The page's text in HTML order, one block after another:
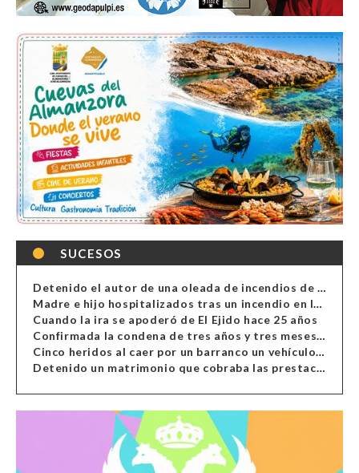
SUCESOS
Detenido el autor de una oleada de incendios de contenedores en Almería
Madre e hijo hospitalizados tras un incendio en la cocina de una vivienda en Almería
Cuando la ira se apoderó de El Ejido hace 25 años
Confirmada la condena de tres años y tres meses al hombre de Antas acusado de xenofobia
Cinco heridos al caer por un barranco un vehículo en Alcolea
Detenido un matrimonio que cobraba las prestaciones de ilegales en Almería, Granada, Málaga, Huelva y Murcia